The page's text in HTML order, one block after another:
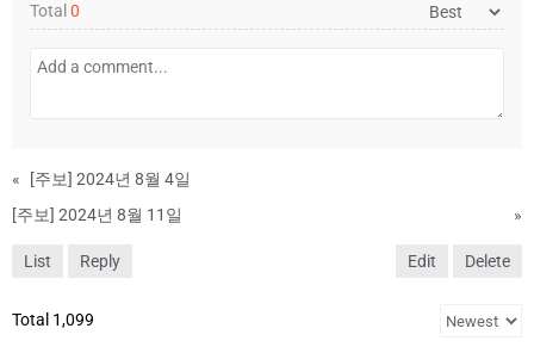
Total 0
«
[주보] 2024년 8월 4일
[주보] 2024년 8월 11일
»
List Reply Edit Delete
Total 1,099